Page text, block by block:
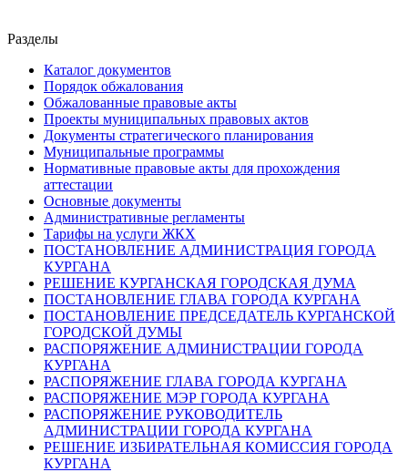
Разделы
Каталог документов
Порядок обжалования
Обжалованные правовые акты
Проекты муниципальных правовых актов
Документы стратегического планирования
Муниципальные программы
Нормативные правовые акты для прохождения
аттестации
Основные документы
Административные регламенты
Тарифы на услуги ЖКХ
ПОСТАНОВЛЕНИЕ АДМИНИСТРАЦИЯ ГОРОДА
КУРГАНА
РЕШЕНИЕ КУРГАНСКАЯ ГОРОДСКАЯ ДУМА
ПОСТАНОВЛЕНИЕ ГЛАВА ГОРОДА КУРГАНА
ПОСТАНОВЛЕНИЕ ПРЕДСЕДАТЕЛЬ КУРГАНСКОЙ
ГОРОДСКОЙ ДУМЫ
РАСПОРЯЖЕНИЕ АДМИНИСТРАЦИИ ГОРОДА
КУРГАНА
РАСПОРЯЖЕНИЕ ГЛАВА ГОРОДА КУРГАНА
РАСПОРЯЖЕНИЕ МЭР ГОРОДА КУРГАНА
РАСПОРЯЖЕНИЕ РУКОВОДИТЕЛЬ
АДМИНИСТРАЦИИ ГОРОДА КУРГАНА
РЕШЕНИЕ ИЗБИРАТЕЛЬНАЯ КОМИССИЯ ГОРОДА
КУРГАНА